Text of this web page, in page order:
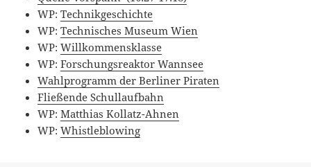
WP:Technikgeschichte
WP:Technisches Museum Wien
WP:Willkommensklasse
WP:Forschungsreaktor Wannsee
Wahlprogramm der Berliner Piraten
Fließende Schullaufbahn
WP:Matthias Kollatz-Ahnen
WP:Whistleblowing